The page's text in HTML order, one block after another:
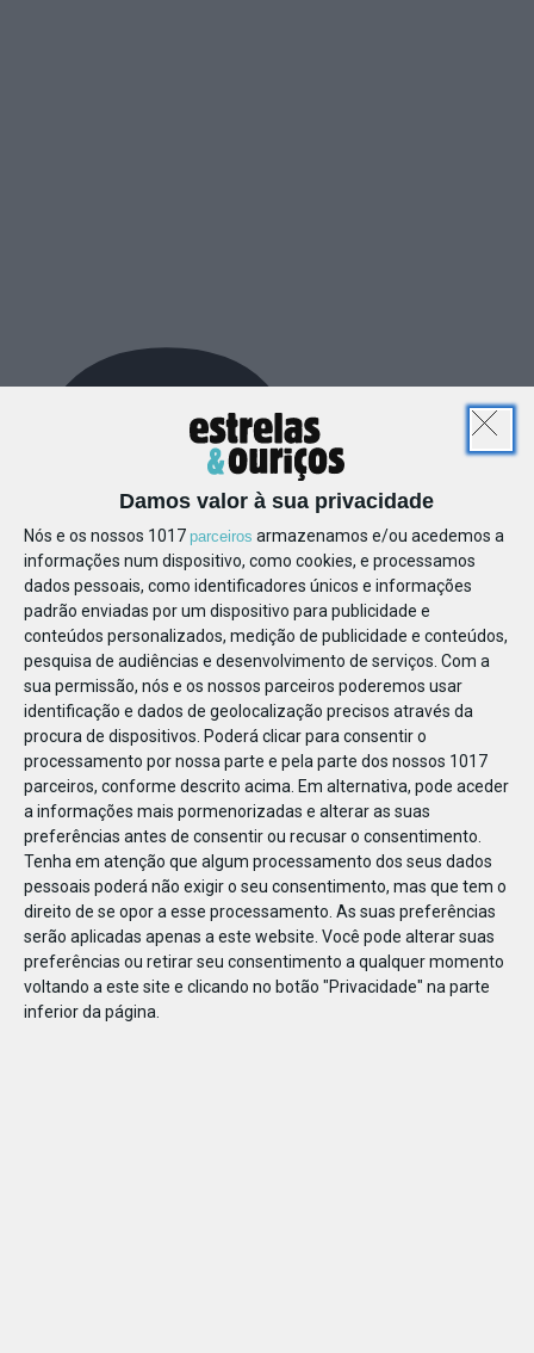
Damos valor à sua privacidade
Nós e os nossos 1017 parceiros armazenamos e/ou acedemos a
informações num dispositivo, como cookies, e processamos
dados pessoais, como identificadores únicos e informações
padrão enviadas por um dispositivo para publicidade e
conteúdos personalizados, medição de publicidade e conteúdos,
pesquisa de audiências e desenvolvimento de serviços. Com a
sua permissão, nós e os nossos parceiros poderemos usar
identificação e dados de geolocalização precisos através da
procura de dispositivos. Poderá clicar para consentir o
processamento por nossa parte e pela parte dos nossos 1017
parceiros, conforme descrito acima. Em alternativa, pode aceder
a informações mais pormenorizadas e alterar as suas
preferências antes de consentir ou recusar o consentimento.
Tenha em atenção que algum processamento dos seus dados
pessoais poderá não exigir o seu consentimento, mas que tem o
direito de se opor a esse processamento. As suas preferências
serão aplicadas apenas a este website. Você pode alterar suas
preferências ou retirar seu consentimento a qualquer momento
voltando a este site e clicando no botão "Privacidade" na parte
inferior da página.
o